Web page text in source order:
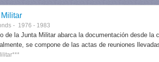
1976 - 1983
de la Junta Militar abarca la documentación desde
se compone de las actas de reuniones